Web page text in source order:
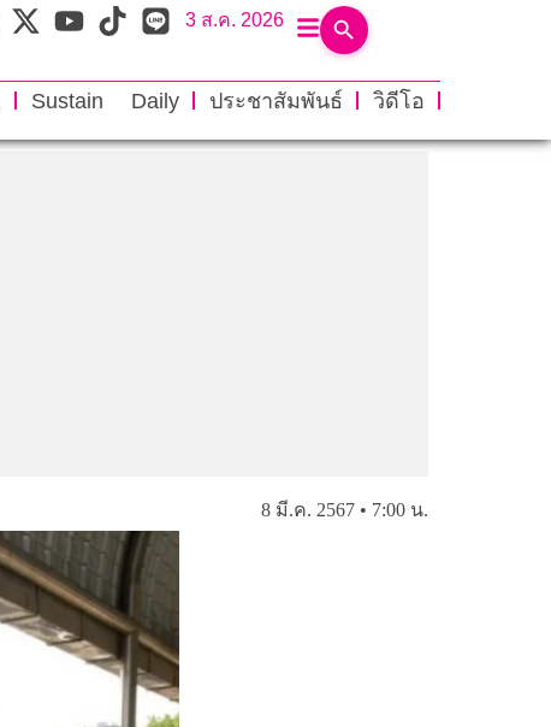
3 ส.ค. 2026
Sustain Daily ประชาสัมพันธ์
วิดีโอ
8 มี.ค. 2567 • 7:00 น.